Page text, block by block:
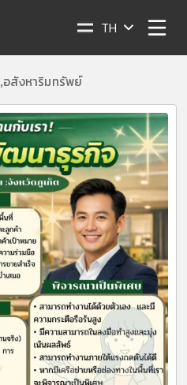
TH
,อสังหาริมทรัพย์